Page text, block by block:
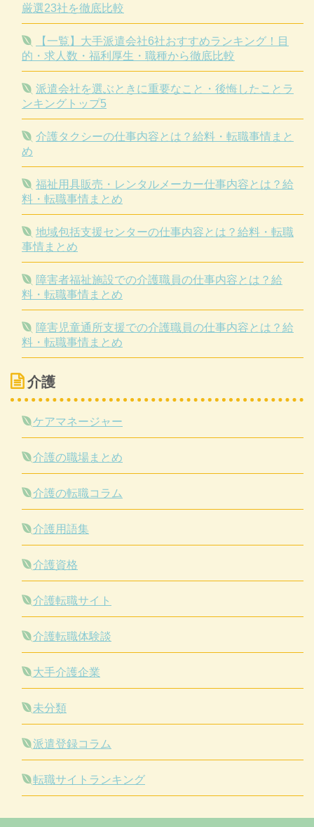
厳選23社を徹底比較
【一覧】大手派遣会社6社おすすめランキング！目
的・求人数・福利厚生・職種から徹底比較
派遣会社を選ぶときに重要なこと・後悔したことラ
ンキングトップ5
介護タクシーの仕事内容とは？給料・転職事情まと
め
福祉用具販売・レンタルメーカー仕事内容とは？給
料・転職事情まとめ
地域包括支援センターの仕事内容とは？給料・転職
事情まとめ
障害者福祉施設での介護職員の仕事内容とは？給
料・転職事情まとめ
障害児童通所支援での介護職員の仕事内容とは？給
料・転職事情まとめ
介護
ケアマネージャー
介護の職場まとめ
介護の転職コラム
介護用語集
介護資格
介護転職サイト
介護転職体験談
大手介護企業
未分類
派遣登録コラム
転職サイトランキング